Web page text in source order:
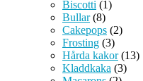
Biscotti (1)
Bullar(8)
Cakepops (2)
Frosting (3)
Hårda kakor(13)
Kladdkaka (3)